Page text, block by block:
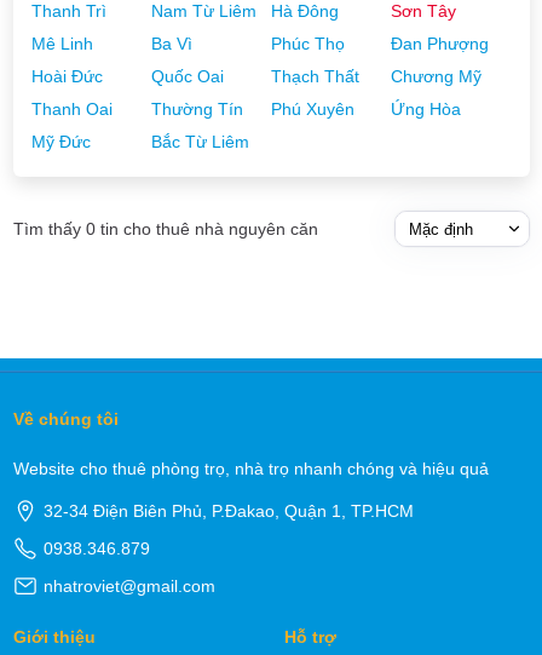
Thanh Trì
Nam Từ Liêm Hà Đông
Sơn Tây
Mê Linh
Ba Vì Phúc Thọ
Đan Phượng
Hoài Đức
Quốc Oai Thạch Thất
Chương Mỹ
Thanh Oai
Thường Tín Phú Xuyên
Ứng Hòa
Mỹ Đức
Bắc Từ Liêm
Tìm thấy 0 tin cho thuê nhà nguyên căn
Về chúng tôi
Website cho thuê phòng trọ, nhà trọ nhanh chóng và hiệu quả
32-34 Điện Biên Phủ, P.Đakao, Quận 1, TP.HCM
0938.346.879
nhatroviet@gmail.com
Giới thiệu Hỗ trợ